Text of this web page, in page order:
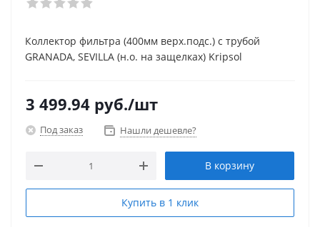
Коллектор фильтра (400мм верх.подс.) с трубой
GRANADA, SEVILLA (н.о. на защелках) Kripsol
3 499.94 руб./шт
Под заказ Нашли дешевле?
В корзину
Купить в 1 клик